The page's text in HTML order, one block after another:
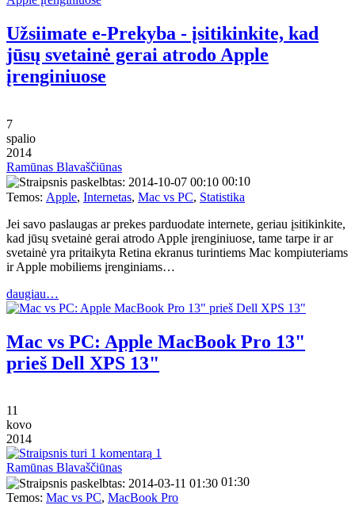
Užsiimate e-Prekyba - įsitikinkite, kad
jūsų svetainė gerai atrodo Apple
įrenginiuose
7
spalio
2014
Ramūnas Blavaščiūnas
00:10
Temos: Apple, Internetas, Mac vs PC, Statistika
Jei savo paslaugas ar prekes parduodate internete, geriau įsitikinkite,
kad jūsų svetainė gerai atrodo Apple įrenginiuose, tame tarpe ir ar
svetainė yra pritaikyta Retina ekranus turintiems Mac kompiuteriams
ir Apple mobiliems įrenginiams…
daugiau…
Mac vs PC: Apple MacBook Pro 13"
prieš Dell XPS 13"
11
kovo
2014
1
Ramūnas Blavaščiūnas
01:30
Temos: Mac vs PC, MacBook Pro